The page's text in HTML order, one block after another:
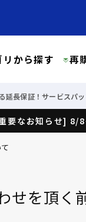
リから探す 再
延長保証！サービスパ
要なお知らせ] 8/
せを頂く